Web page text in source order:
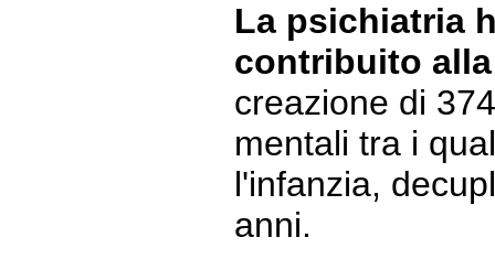
La psichiatria
contribuito
creazione di
mentali tra i
l'infanzia,
anni.